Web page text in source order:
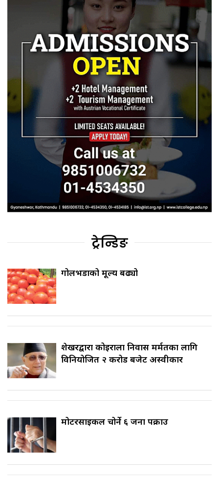
ट्रेन्डिङ
गोलभेँडाको मूल्य बढ्यो
शेखरद्वारा कोइराला निवास मर्मतका लागि
विनियोजित २ करोड बजेट अस्वीकार
मोटरसाइकल चोर्ने ६ जना पक्राउ